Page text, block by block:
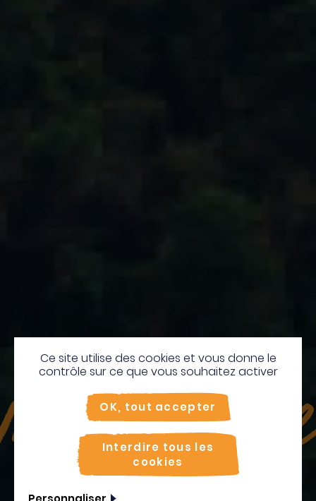
Ce site utilise des cookies et vous donne le
contrôle sur ce que vous souhaitez activer
OK, tout accepter
Interdire tous les
cookies